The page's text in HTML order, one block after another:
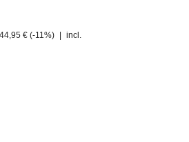
€ (-11%) incl.